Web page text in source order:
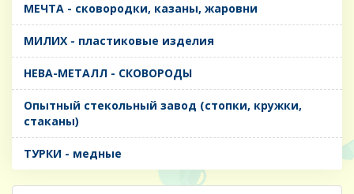
МЕЧТА - сковородки, казаны, жаровни
МИЛИХ - пластиковые изделия
НЕВА-МЕТАЛЛ - СКОВОРОДЫ
Опытный стекольный завод (стопки, кружки,
стаканы)
ТУРКИ - медные